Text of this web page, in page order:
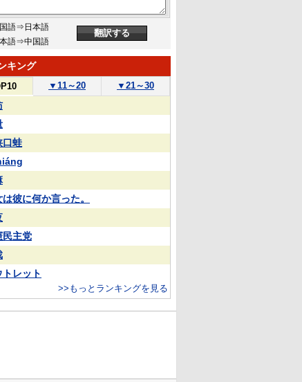
語⇒日本語
語⇒中国語
キング
▼ 11～20 ▼ 21～30
口蛙
彼に何か言った。
民主党
トレット
>>もっとランキングを見る